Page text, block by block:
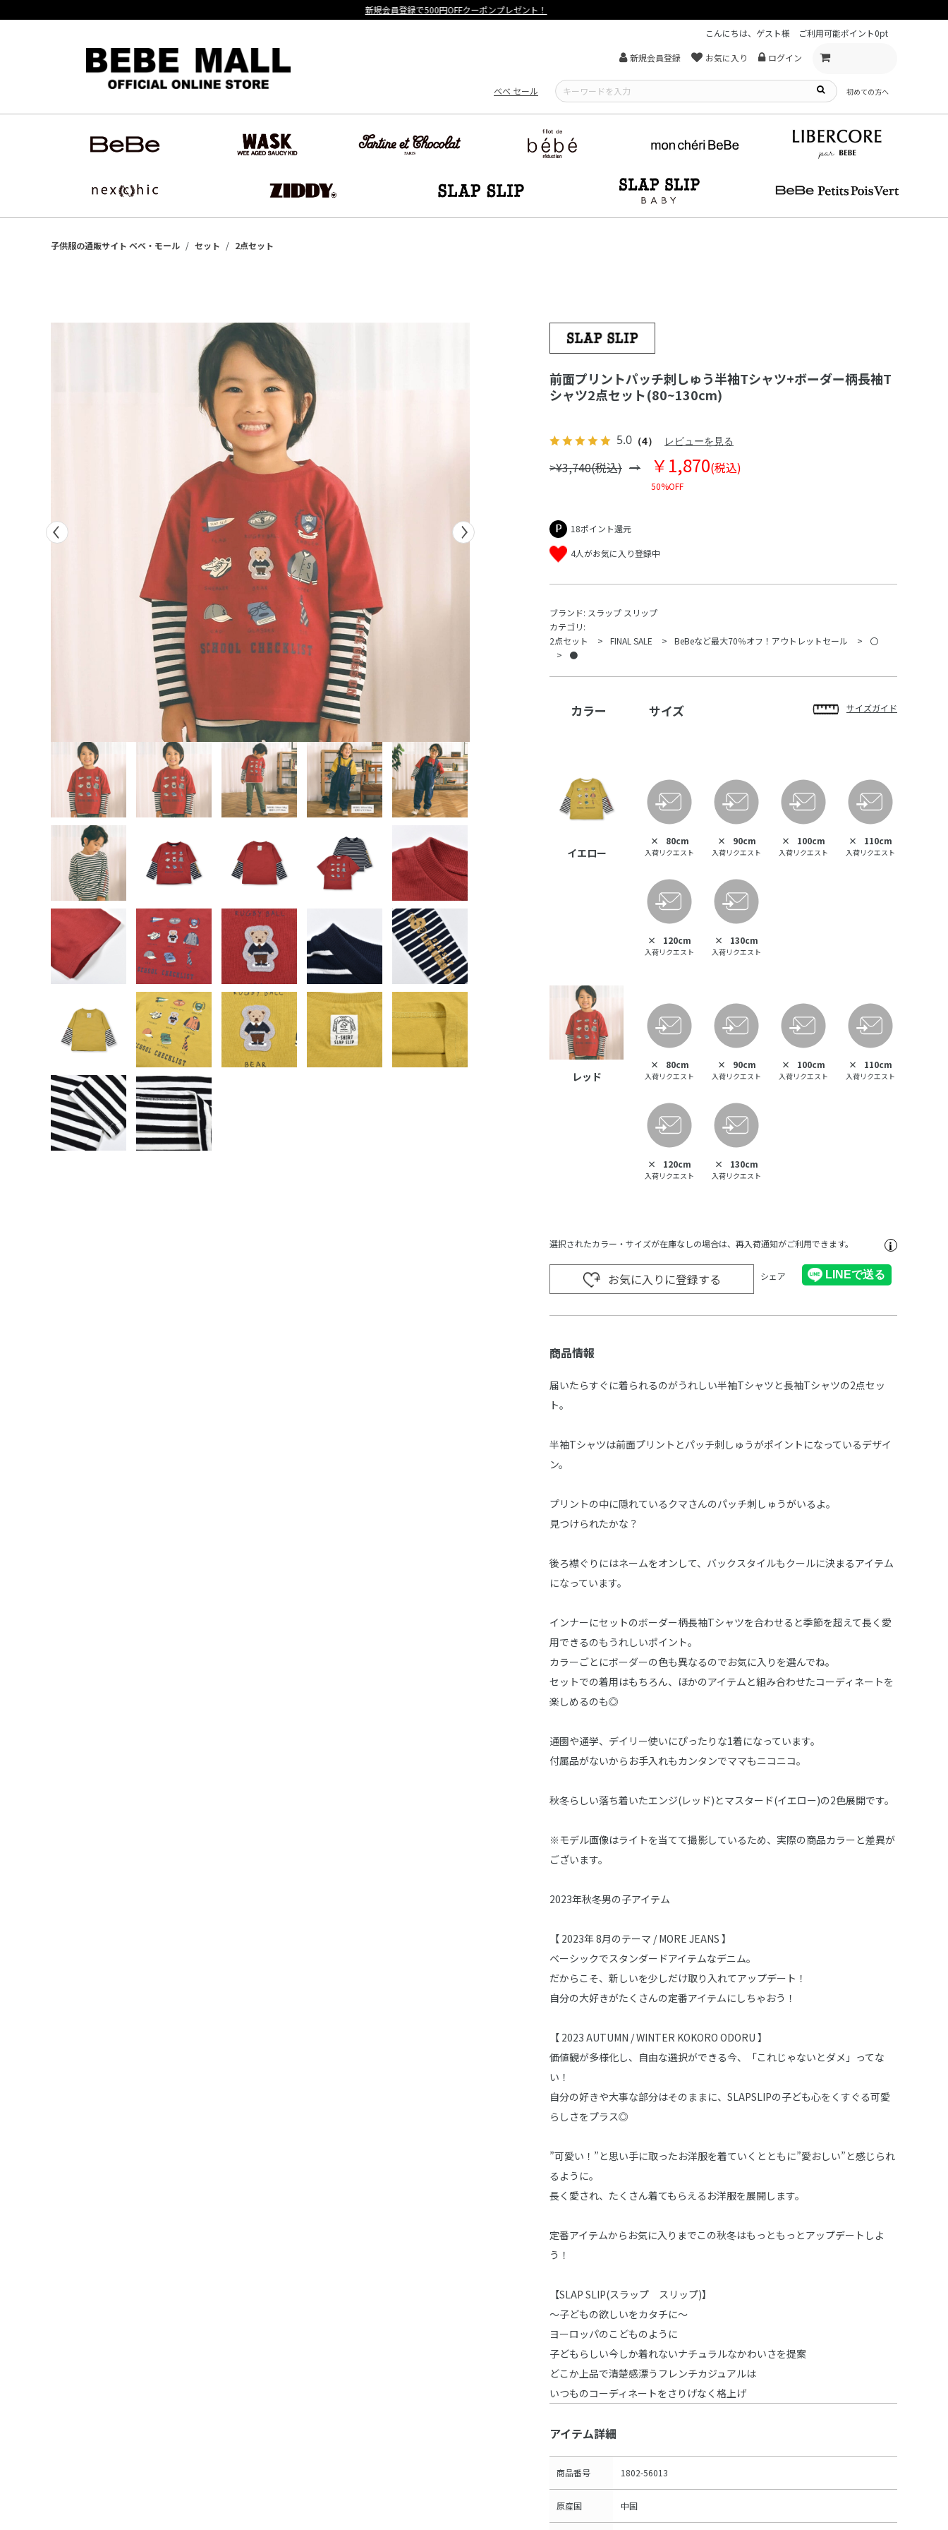
【重要】熊本地震による遅延可能性について
こんにちは、ゲスト様
ご利用可能ポイント0pt
新規会員登録 お気に入り ログイン
べべ セール 初めての方へ
子供服の通販サイト ベベ・モール セット 2点セット
前面プリントパッチ刺しゅう半袖Tシャツ+ボーダー柄長袖T
シャツ2点セット(80~130cm)
5.0 （4） レビューを見る
>¥3,740(税込) ￥1,870(税込)
50%OFF
18ポイント還元
4人がお気に入り登録中
ブランド: スラップ スリップ
カテゴリ:
2点セット
FINAL SALE BeBeなど最大70％オフ！アウトレットセール
〇
●
カラー サイズ サイズガイド
イエロー
× 80cm
入荷リクエスト
× 90cm
入荷リクエスト
× 100cm
入荷リクエスト
× 110cm
入荷リクエスト
× 120cm
入荷リクエスト
× 130cm
入荷リクエスト
レッド
× 80cm
入荷リクエスト
× 90cm
入荷リクエスト
× 100cm
入荷リクエスト
× 110cm
入荷リクエスト
× 120cm
入荷リクエスト
× 130cm
入荷リクエスト
選択されたカラー・サイズが在庫なしの場合は、再入荷通知がご利用できます。
お気に入りに登録する シェア
商品情報
届いたらすぐに着られるのがうれしい半袖Tシャツと長袖Tシャツの2点セッ
ト。
半袖Tシャツは前面プリントとパッチ刺しゅうがポイントになっているデザイ
ン。
プリントの中に隠れているクマさんのパッチ刺しゅうがいるよ。
見つけられたかな？
後ろ襟ぐりにはネームをオンして、バックスタイルもクールに決まるアイテム
になっています。
インナーにセットのボーダー柄長袖Tシャツを合わせると季節を超えて長く愛
用できるのもうれしいポイント。
カラーごとにボーダーの色も異なるのでお気に入りを選んでね。
セットでの着用はもちろん、ほかのアイテムと組み合わせたコーディネートを
楽しめるのも◎
通園や通学、デイリー使いにぴったりな1着になっています。
付属品がないからお手入れもカンタンでママもニコニコ。
秋冬らしい落ち着いたエンジ(レッド)とマスタード(イエロー)の2色展開です。
※モデル画像はライトを当てて撮影しているため、実際の商品カラーと差異が
ございます。
2023年秋冬男の子アイテム
【 2023年 8月のテーマ / MORE JEANS 】
ベーシックでスタンダードアイテムなデニム。
だからこそ、新しいを少しだけ取り入れてアップデート！
自分の大好きがたくさんの定番アイテムにしちゃおう！
【 2023 AUTUMN / WINTER KOKORO ODORU 】
価値観が多様化し、自由な選択ができる今、「これじゃないとダメ」ってな
い！
自分の好きや大事な部分はそのままに、SLAPSLIPの子ども心をくすぐる可愛
らしさをプラス◎
”可愛い！”と思い手に取ったお洋服を着ていくとともに”愛おしい”と感じられ
るように。
長く愛され、たくさん着てもらえるお洋服を展開します。
定番アイテムからお気に入りまでこの秋冬はもっともっとアップデートしよ
う！
【SLAP SLIP(スラップ スリップ)】
～子どもの欲しいをカタチに～
ヨーロッパのこどものように
子どもらしい今しか着れないナチュラルなかわいさを提案
どこか上品で清楚感漂うフレンチカジュアルは
いつものコーディネートをさりげなく格上げ
アイテム詳細
商品番号 1802-56013
原産国 中国